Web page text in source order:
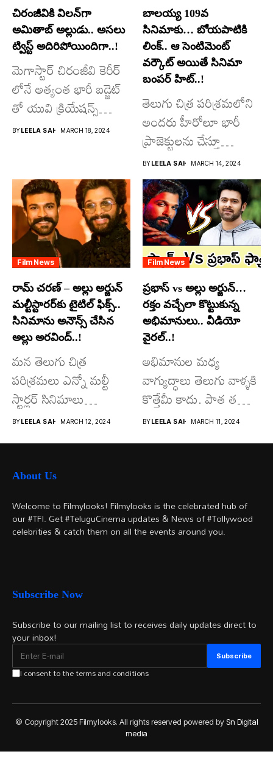
చిరంజీవికి విలన్‌గా
అమితాబ్ అల్లుడు.. అసలు
ట్విస్ట్ అదిరిపోయిందిగా..!
మెగాస్టార్ చిరంజీవి కెరీర్
లోనే అత్యంత భారీ బడ్జెట్
తో యువి క్రియేషన్స్
రూపొందిస్తున్న
BYLEELA SAI MARCH 18, 2024
బాలయ్య 109వ
సినిమాకు… బోయపాటికి
లింక్.. ఆ సెంటిమెంట్
వర్కౌట్ అయితే సినిమా
బంపర్ హిట్..!
తెలుగు చిత్ర పరిశ్రమలోని
అందరు హీరోలూ భారీ
ప్రాజెక్టులను చేస్తూ
దూసుకుపోతోన్నారు.
అందులో కొందరు
మాత్రమే...
BYLEELA SAI MARCH 14, 2024
Film News
రామ్ చరణ్ – అల్లు అర్జున్
మల్టీస్టారర్​కు టైటిల్ ఫిక్స్..
సినిమాను అనౌన్స్ చేసిన
అల్లు అరవింద్..!
మన తెలుగు చిత్ర
పరిశ్రమలు ఎన్నో మల్టీ
స్టార్లర్ సినిమాలు
వచ్చాయి.. కొన్ని సినిమాలు
అయితే...
BYLEELA SAI MARCH 12, 2024
Film News
ప్రభాస్ vs అల్లు అర్జున్…
రక్తం వచ్చేలా కొట్టుకున్న
అభిమానులు.. వీడియో
వైరల్..!
అభిమానుల మధ్య
వాగ్యుద్ధాలు తెలుగు వాళ్ళకి
కొత్తేమీ కాదు. పాత తరం
నటుల నుంచి నేటి...
BYLEELA SAI MARCH 11, 2024
About Us
Welcome to Filmylooks! Filmylooks is the celebrated hub of
our #TFI. Get #TeluguCinema updates & News of #Tollywood
celebrities & catch them on all the events around you.
Subscribe Now
Subscribe to our mailing list to receives daily updates direct to
your inbox!
I consent to the terms and conditions
© Copyright 2025 Filmylooks. All rights reserved powered bySn Digital
media